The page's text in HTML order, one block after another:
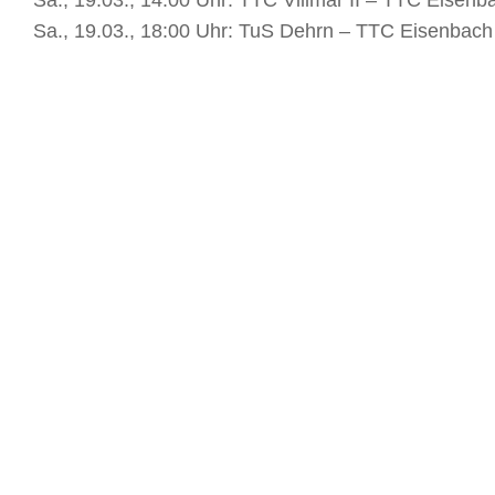
Sa., 19.03., 18:00 Uhr: TuS Dehrn – TTC